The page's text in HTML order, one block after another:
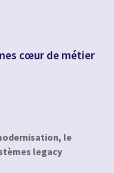
cœur de métier
le
legacy